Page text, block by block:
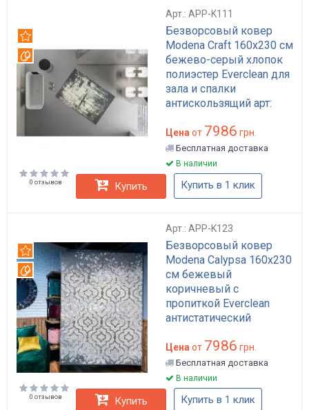
Арт.: APP-K111
Безворсовый ковер
Modena Craft 160x230 см
бежево-серый хлопок
полиэстер Everclean для
зала и спалки
антискользящий арт:
Цена от 7986 грн.
Бесплатная доставка
В наличии
0 отзывов Купить Купить в 1 клик
Арт.: APP-K123
Безворсовый ковер
Modena Calypsa 160x230
см бежевый
коричневый с
пропиткой Everclean
антистатический
дома и в гостиную арт:
APP-K123
Рекомендуем
Вотерпруф
Цена от 7986 грн.
Бесплатная доставка
В наличии
0 отзывов Купить Купить в 1 клик